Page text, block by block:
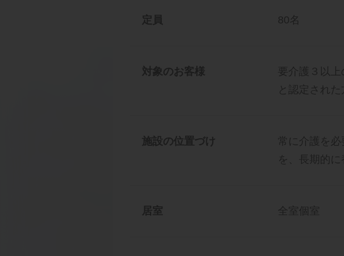
定員 80名
対象のお客様
要介護３以
と認定された
施設の位置づけ
常に介護を
を、長期的
居室 全室個室